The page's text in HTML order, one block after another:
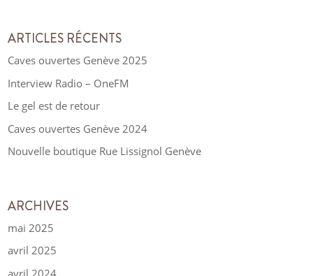
ARTICLES RÉCENTS
Caves ouvertes Genève 2025
Interview Radio – OneFM
Le gel est de retour
Caves ouvertes Genève 2024
Nouvelle boutique Rue Lissignol Genève
ARCHIVES
mai 2025
avril 2025
avril 2024